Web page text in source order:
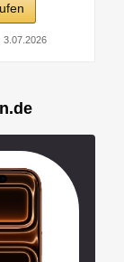
3.07.2026